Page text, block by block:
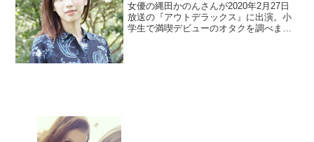
女優の縄田かのんさんが2020年2月27日
放送の『アウトデラックス』に出演。小
学生で満喫デビューのオタクを調べま